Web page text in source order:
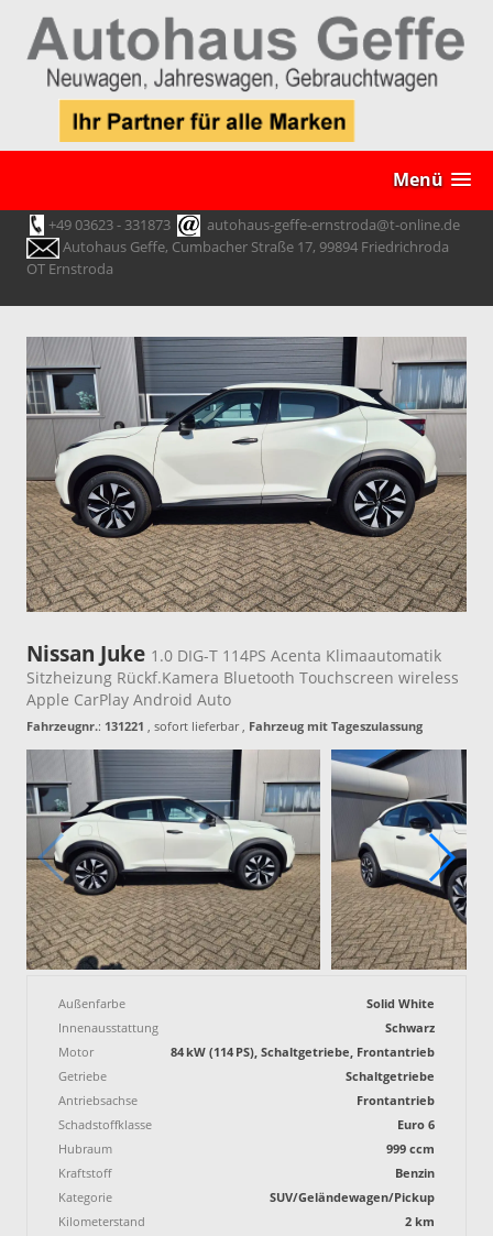
Menü
+49 03623 - 331873
autohaus-geffe-ernstroda@t-online.de
Autohaus Geffe, Cumbacher Straße 17, 99894 Friedrichroda
OT Ernstroda
Nissan Juke 1.0 DIG-T 114PS Acenta Klimaautomatik
Sitzheizung Rückf.Kamera Bluetooth Touchscreen wireless
Apple CarPlay Android Auto
Fahrzeugnr.: 131221 , sofort lieferbar, Fahrzeug mit Tageszulassung
Außenfarbe
Solid White
Innenausstattung
Schwarz
Motor
84 kW (114 PS), Schaltgetriebe, Frontantrieb
Getriebe
Schaltgetriebe
Antriebsachse
Frontantrieb
Schadstoffklasse
Euro 6
Hubraum
999 ccm
Kraftstoff
Benzin
Kategorie
SUV/Geländewagen/Pickup
Kilometerstand
2 km